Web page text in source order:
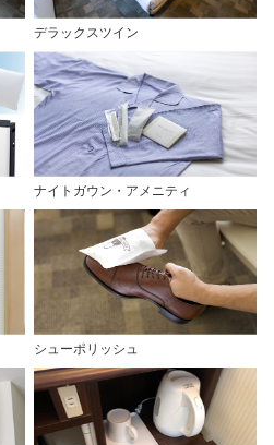
デラックスツイン
ナイトガウン・アメニティ
シューポリッシュ